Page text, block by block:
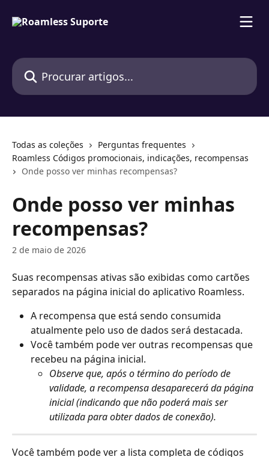
Procurar artigos...
Todas as coleções
Perguntas frequentes
Roamless Códigos promocionais, indicações, recompensas
Onde posso ver minhas recompensas?
Onde posso ver minhas
recompensas?
2 de maio de 2026
Suas recompensas ativas são exibidas como cartões
separados na página inicial do aplicativo Roamless.
A recompensa que está sendo consumida
atualmente pelo uso de dados será destacada.
Você também pode ver outras recompensas que
recebeu na página inicial.
Observe que, após o término do período de
validade, a recompensa desaparecerá da página
inicial (indicando que não poderá mais ser
utilizada para obter dados de conexão).
Você também pode ver a lista completa de códigos